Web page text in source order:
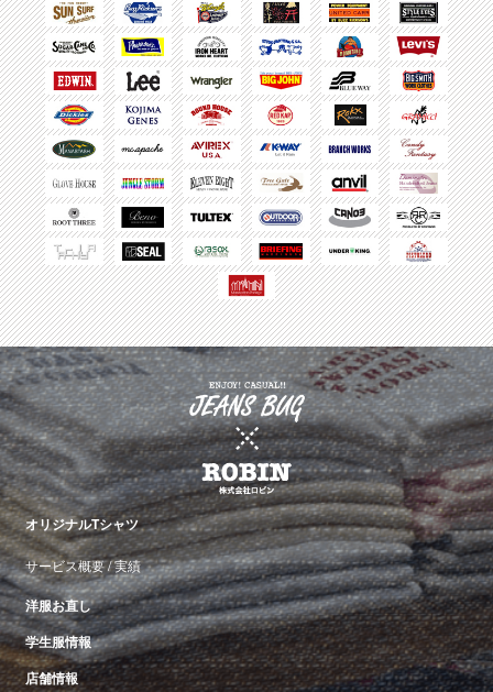
オリジナルTシャツ
サービス概要/実績
洋服お直し
学生服情報
店舗情報